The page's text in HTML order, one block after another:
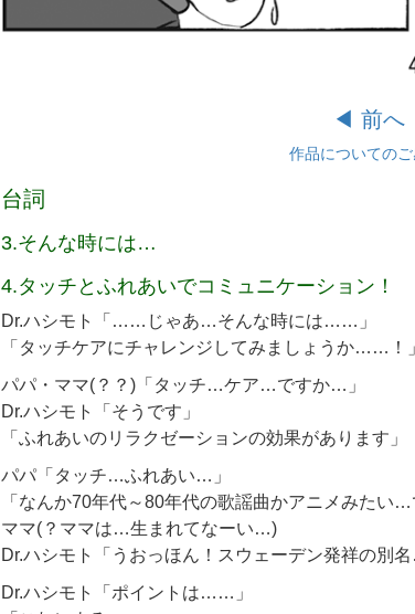
◀︎ 前へ
作品についての
台詞
3.そんな時には…
4.タッチとふれあいでコミュニケーション！
Dr.ハシモト「……じゃあ…そんな時には……」
「タッチケアにチャレンジしてみましょうか……！」
パパ・ママ(？？)「タッチ…ケア…ですか…」
Dr.ハシモト「そうです」
「ふれあいのリラクゼーションの効果があります」
パパ「タッチ…ふれあい…」
「なんか70年代～80年代の歌謡曲かアニメみたい…
ママ(？ママは…生まれてなーい…)
Dr.ハシモト「うおっほん！スウェーデン発祥の別
Dr.ハシモト「ポイントは……」